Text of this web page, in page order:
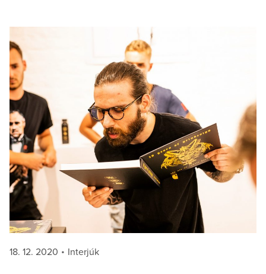
Posted
18. 12. 2020 Categories
Interjúk